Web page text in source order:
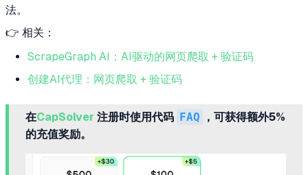
法。
👉 相关：
ScrapeGraph AI：AI驱动的网页爬取 + 验证码
创建AI代理：网页爬取 + 验证码
在CapSolver 注册时使用代码 FAQ
，可获得额外5%
的充值奖励。